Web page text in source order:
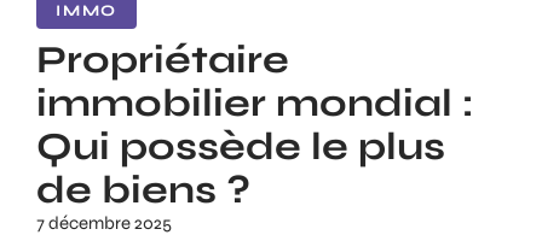
IMMO
Propriétaire
immobilier mondial :
Qui possède le plus
de biens ?
7 décembre 2025